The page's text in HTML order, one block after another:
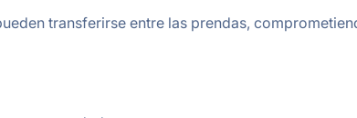
transferirse entre las prendas,